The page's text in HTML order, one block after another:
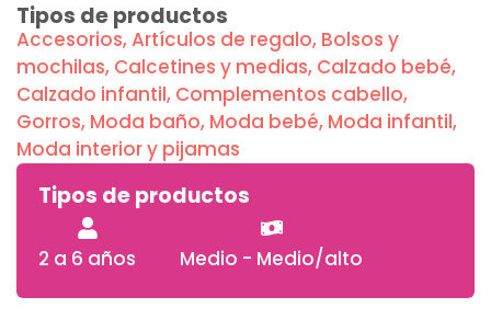
Tipos de productos
Accesorios,Artículos de regalo, Bolsos y
mochilas, Calcetines y medias, Calzado bebé,
Calzado infantil, Complementos cabello,
Gorros, Moda baño, Moda bebé, Moda infantil,
Moda interior y pijamas
Tipos de productos
2 a 6 años Medio - Medio/alto